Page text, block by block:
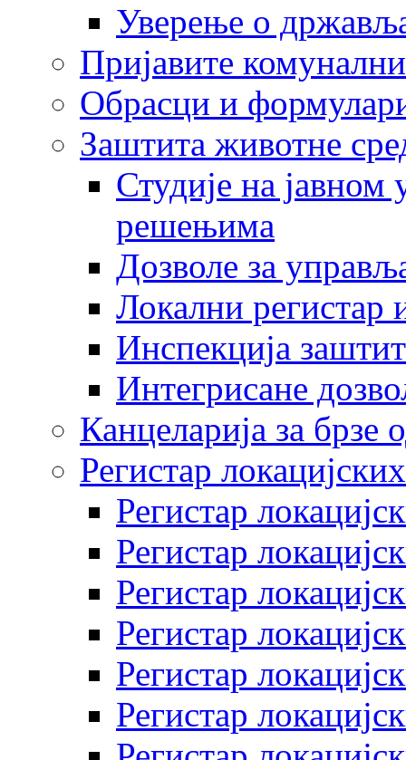
Уверење о
Пријавите
Обрасци и
Заштита животне
Студије на
решењима
Дозволе за
Локални регистар
Инспекција
Интегрисане
Канцеларија за брзе
Регистар
Регистар
Регистар
Регистар
Регистар
Регистар
Регистар